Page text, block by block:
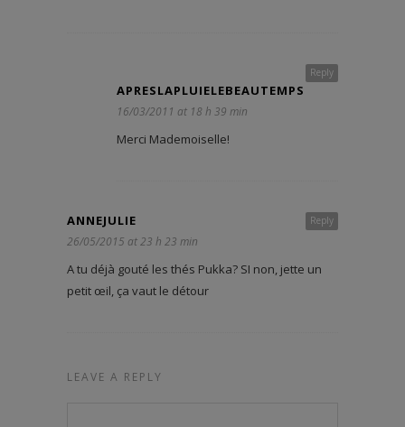
Reply
APRESLAPLUIELEBEAUTEMPS
16/03/2011 at 18 h 39 min
Merci Mademoiselle!
Reply
ANNEJULIE
26/05/2015 at 23 h 23 min
A tu déjà gouté les thés Pukka? SI non, jette un
petit œil, ça vaut le détour
LEAVE A REPLY